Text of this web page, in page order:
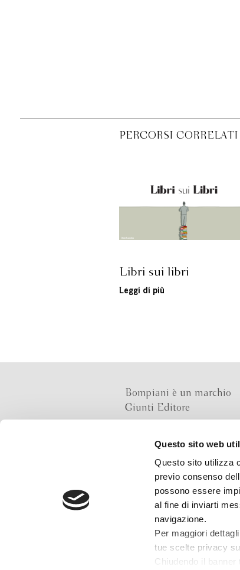
Questo sito web
Questo sito utilizza
previo consenso
possono essere
al fine di inviarti
navigazione.
Per maggiori
tue scelte privacy
Chiudendo il banner
PERCORSI CORRELATI
Libri sui libri
Leggi di più
Bompiani è un marchio
Giunti Editore
Via Bolognese 165,
50139 Firenze
Via G.B.Pirelli 30,
20124 Milano